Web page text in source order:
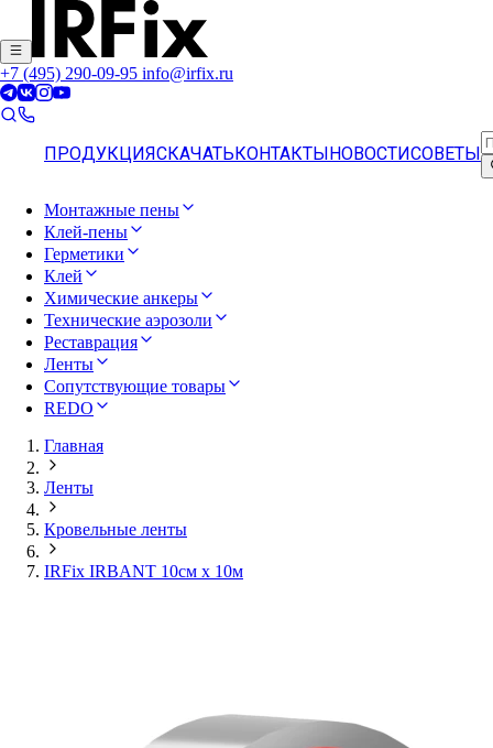
+7 (495) 290-09-95 info@irfix.ru
ПРОДУКЦИЯСКАЧАТЬКОНТАКТЫ НОВОСТИСОВЕТЫ
Монтажные пены
Клей-пены
Герметики
Клей
Химические анкеры
Технические аэрозоли
Реставрация
Ленты
Сопутствующие товары
REDO
Главная
Ленты
Кровельные ленты
IRFix IRBANT 10см х 10м